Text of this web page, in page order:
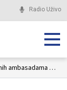
Radio Uživo
Đurić povodom pretnji upućenih ambasadama Srbije: Neko mora da odgovara